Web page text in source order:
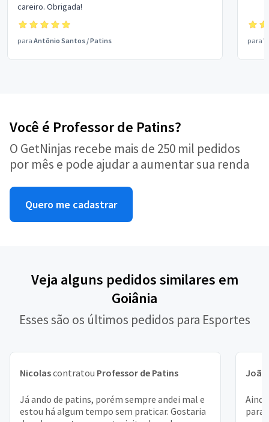
careiro. Obrigada!
para Antônio Santos /Patins para
Você é Professor de Patins?
O GetNinjas recebe mais de 250 mil pedidos
por mês e pode ajudar a aumentar sua renda
Quero me cadastrar
Veja alguns pedidos similares em
Goiânia
Esses são os últimos pedidos para Esportes
Nicolascontratou Professor de Patins
Já ando de patins, porém sempre andei mal e
estou há algum tempo sem praticar. Gostaria
para